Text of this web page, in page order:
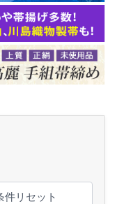
件リセット